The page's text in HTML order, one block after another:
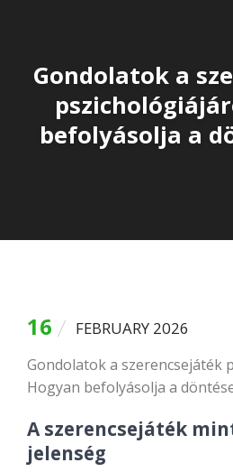
Gondolatok a
befolyásolja a
16 FEBRUARY 2026
Gondolatok a szerencsejáték
Hogyan befolyásolja a
A szerencsejáték
jelenség